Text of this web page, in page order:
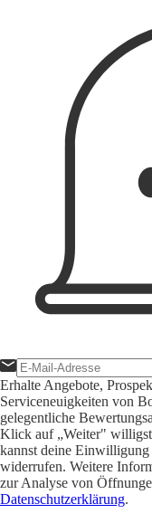
Erhalte Angebote,
Serviceneuigkeiten von
gelegentliche
Klick auf „Weiter"
kannst deine
widerrufen. Weitere
zur Analyse von
Datenschutzerklärung.